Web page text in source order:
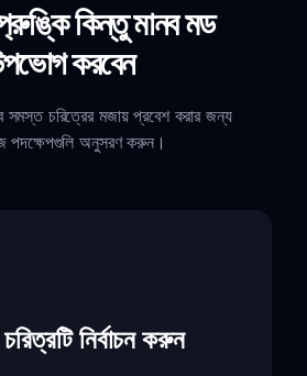
কিন্তু মানব মড
করবেন
সমস্ত চরিত্রের মজায় প্রবেশ করার জন্য
পদক্ষেপগুলি অনুসরণ করুন।
নির্বাচন করুন